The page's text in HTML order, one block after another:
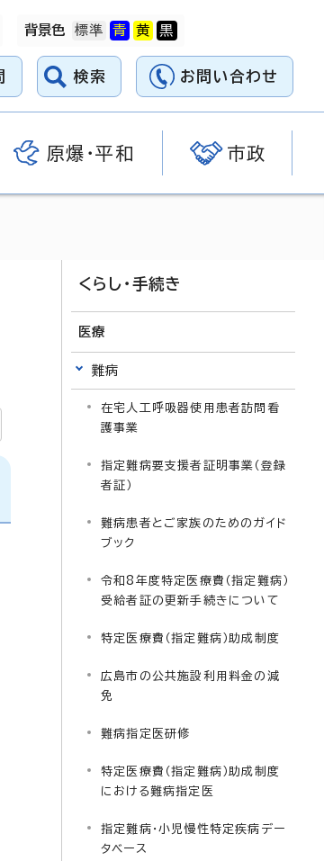
背景色
検索 お問い合わせ
原爆・平和 市政
くらし・手続き
医療
難病
在宅人工呼吸器使用患者訪問看
護事業
指定難病要支援者証明事業（登録
者証）
難病患者とご家族のためのガイド
ブック
令和8年度特定医療費（指定難病）
受給者証の更新手続きについて
特定医療費（指定難病）助成制度
広島市の公共施設利用料金の減
免
難病指定医研修
特定医療費（指定難病）助成制度
における難病指定医
指定難病・小児慢性特定疾病デー
タベース